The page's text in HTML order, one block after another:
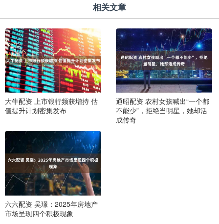
相关文章
大牛配资 上市银行频获增持 估
值提升计划密集发布
通昭配资 农村女孩喊出“一个都
不能少”，拒绝当明星，她却活
成传奇
六六配资 吴璟：2025年房地产
市场呈现四个积极现象